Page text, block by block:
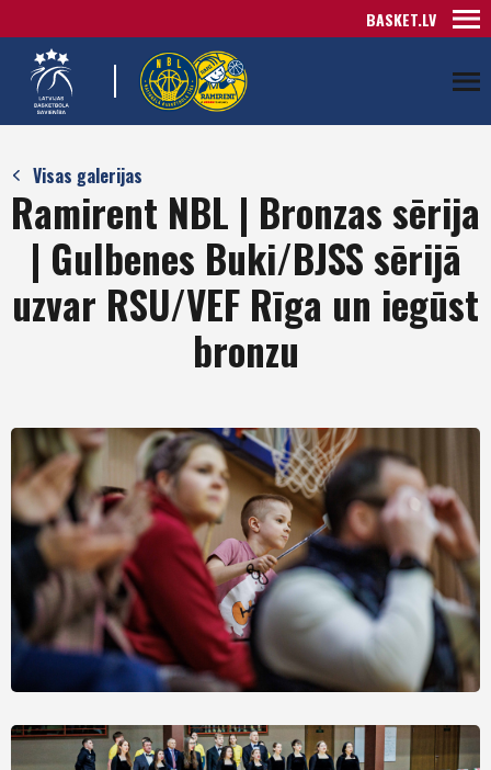
BASKET.LV
Visas galerijas
Ramirent NBL | Bronzas sērija
| Gulbenes Buki/BJSS sērijā
uzvar RSU/VEF Rīga un iegūst
bronzu